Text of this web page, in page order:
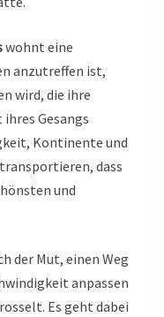
wohnt eine
anzutreffen ist,
wird, die ihre
Gesangs
Kontinente und
dass
und
der Mut, einen Weg
anpassen
Es geht dabei